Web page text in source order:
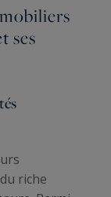
ses
riche